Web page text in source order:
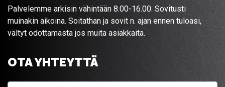
Palvelemme arkisin vähintään 8.00-16.00. Sovitusti
muinakin aikoina. Soitathan ja sovit n. ajan ennen tuloasi,
vältyt odottamasta jos muita asiakkaita.
OTA YHTEYTTÄ